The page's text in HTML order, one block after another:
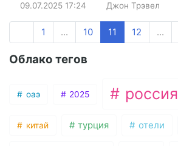
09.07.2025 17:24 Джон Трэвел
1 ... 10 11 12 ...
Облако тегов
оаэ 2025 россия
китай турция отели